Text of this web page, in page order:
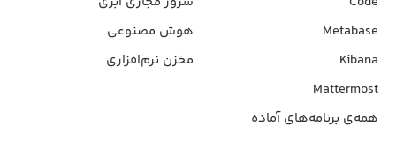
Metabase
Kibana
Mattermost
همه‌ی برنامه‌های آماده
هوش مصنوعی
مخزن نرم‌افزاری